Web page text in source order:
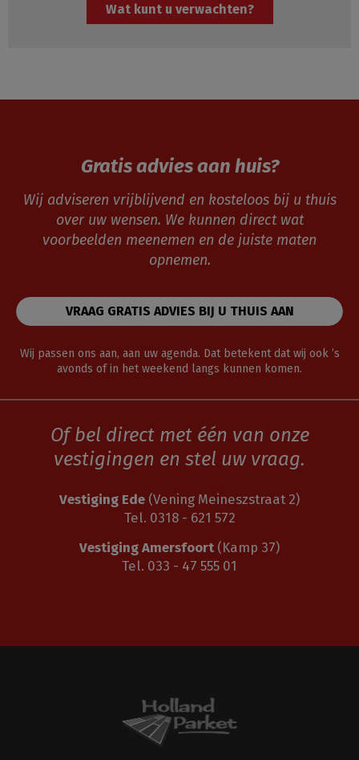
Wat kunt u verwachten?
Gratis advies aan huis?
Wij adviseren vrijblijvend en kosteloos bij u thuis
over uw wensen. We kunnen direct wat
voorbeelden meenemen en de juiste maten
opnemen.
VRAAG GRATIS ADVIES BIJ U THUIS AAN
Wij passen ons aan, aan uw agenda. Dat betekent dat wij ook ’s
avonds of in het weekend langs kunnen komen.
Of bel direct met één van onze
vestigingen en stel uw vraag.
Vestiging Ede (Vening Meineszstraat 2)
Tel. 0318 - 621 572
Vestiging Amersfoort (Kamp 37)
Tel. 033 - 47 555 01